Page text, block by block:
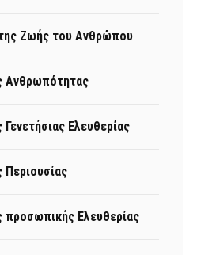
Ζωής του Ανθρώπου
Ανθρωπότητας
Ελευθερίας
Περιουσίας
προσωπικής Ελευθερίας